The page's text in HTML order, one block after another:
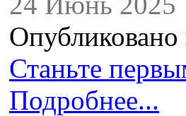
Опубликовано
Станьте
Подробнее...